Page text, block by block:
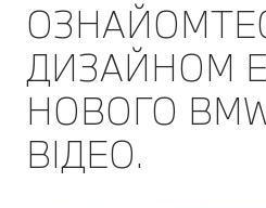
ДИЗАЙНОМ
НОВОГО
ВІДЕО.